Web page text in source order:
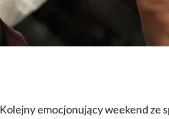
Kolejny emocjonujący weekend ze